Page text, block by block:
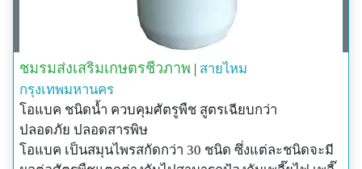
ชมรมส่งเสริมเกษตรชีวภาพ | สายไหม
กรุงเทพมหานคร
โอแบค ชนิดน้ำ ควบคุมศัตรูพืช สูตรเฉียบกว่า
ปลอดภัย ปลอดสารพิษ
โอแบค เป็นสมุนไพรสกัดกว่า 30 ชนิด ซึ่งแต่ละชนิดจะมี